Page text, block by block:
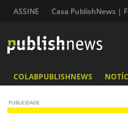
ASSINE Casa PublishNews |
COLABPUBLISHNEWS
PUBLICIDADE